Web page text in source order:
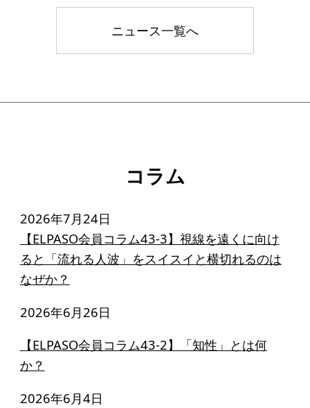
ニュース一覧へ
コラム
2026年7月24日
【ELPASO会員コラム43-3】視線を遠くに向け
ると「流れる人波」をスイスイと横切れるのは
なぜか？
2026年6月26日
【ELPASO会員コラム43-2】「知性」とは何
か？
2026年6月4日